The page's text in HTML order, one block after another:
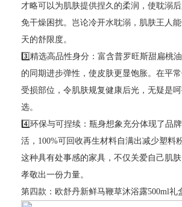
才略可以为肌肤提供捏久的柔润，使耽溺
免干燥困扰。岂论冷开水耽溺，肌肤王人
天的舒限度。
3️⃣精选高品性身分：富含普罗旺斯甜扁桃
的同期进步弹性，使皮肤更显饱胀。在平
受损部位，令肌肤规复健康后光，无疑是
选。
4️⃣环保与可捏续：瓶身想象充分体现了品
活，100%可回收再生材料自满出减少塑料
这种具有处事感的家具，不仅关爱自己肌
孝敬出一份力量。
第四款：欧舒丹新鲜马鞭草沐浴露500ml礼